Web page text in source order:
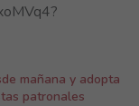
mañana y adopta
patronales